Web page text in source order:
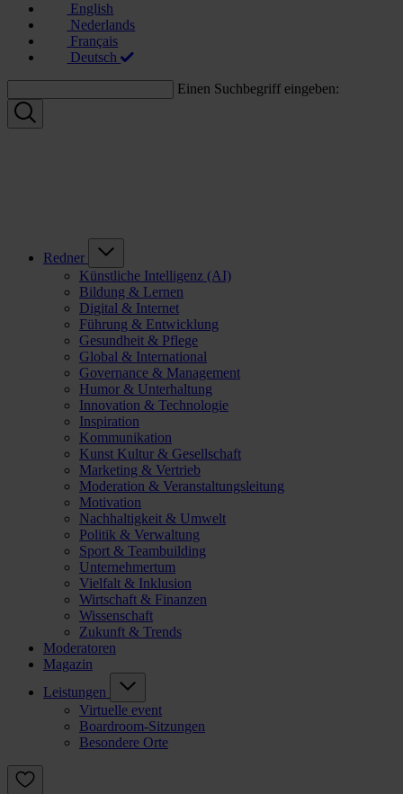
English
Nederlands
Français
Deutsch
Einen Suchbegriff eingeben:
Redner
Künstliche Intelligenz (AI)
Bildung & Lernen
Digital & Internet
Führung & Entwicklung
Gesundheit & Pflege
Global & International
Governance & Management
Humor & Unterhaltung
Innovation & Technologie
Inspiration
Kommunikation
Kunst Kultur & Gesellschaft
Marketing & Vertrieb
Moderation & Veranstaltungsleitung
Motivation
Nachhaltigkeit & Umwelt
Politik & Verwaltung
Sport & Teambuilding
Unternehmertum
Vielfalt & Inklusion
Wirtschaft & Finanzen
Wissenschaft
Zukunft & Trends
Moderatoren
Magazin
Leistungen
Virtuelle event
Boardroom-Sitzungen
Besondere Orte